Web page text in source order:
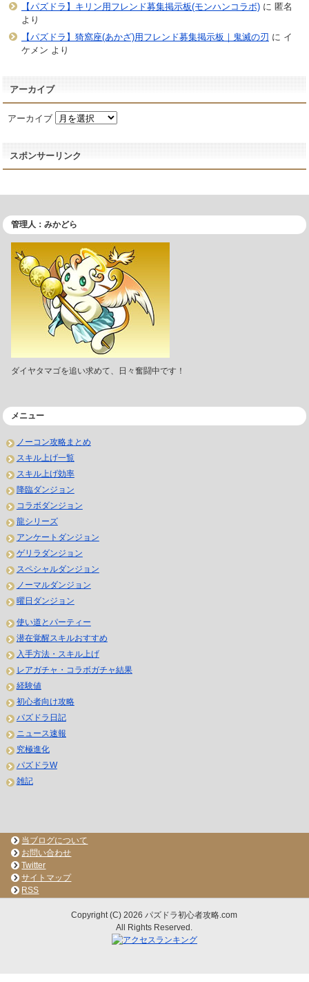
【パズドラ】キリン用フレンド募集掲示板(モンハンコラボ)に 匿名
より
【パズドラ】猗窩座(あかざ)用フレンド募集掲示板｜鬼滅の刃 に イ
ケメン より
アーカイブ
アーカイブ
スポンサーリンク
管理人：みかどら
ダイヤタマゴを追い求めて、日々奮闘中です！
メニュー
ノーコン攻略まとめ
スキル上げ一覧
スキル上げ効率
降臨ダンジョン
コラボダンジョン
龍シリーズ
アンケートダンジョン
ゲリラダンジョン
スペシャルダンジョン
ノーマルダンジョン
曜日ダンジョン
使い道とパーティー
潜在覚醒スキルおすすめ
入手方法・スキル上げ
レアガチャ・コラボガチャ結果
経験値
初心者向け攻略
パズドラ日記
ニュース速報
究極進化
パズドラW
雑記
当ブログについて
お問い合わせ
Twitter
サイトマップ
RSS
Copyright (C) 2026 パズドラ初心者攻略.com
All Rights Reserved.